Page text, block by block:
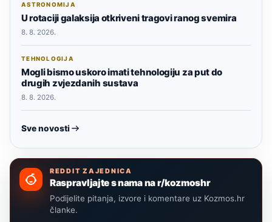
ASTRONOMIJA
U rotaciji galaksija otkriveni tragovi ranog svemira
8. 8. 2026.
TEHNOLOGIJA
Mogli bismo uskoro imati tehnologiju za put do
drugih zvjezdanih sustava
8. 8. 2026.
Sve novosti
REDDIT ZAJEDNICA
Raspravljajte s nama na r/kozmoshr
Podijelite pitanja, izvore i komentare uz Kozmos.hr
članke.